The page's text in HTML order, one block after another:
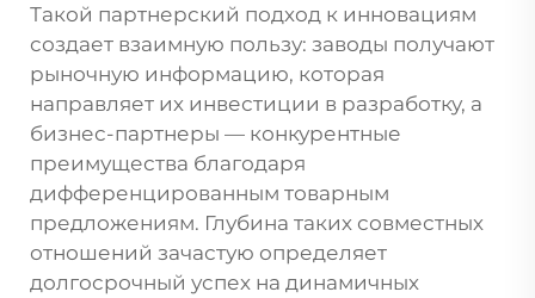
Такой партнерский подход к инновациям
создает взаимную пользу: заводы получают
рыночную информацию, которая
направляет их инвестиции в разработку, а
бизнес-партнеры — конкурентные
преимущества благодаря
дифференцированным товарным
предложениям. Глубина таких совместных
отношений зачастую определяет
долгосрочный успех на динамичных